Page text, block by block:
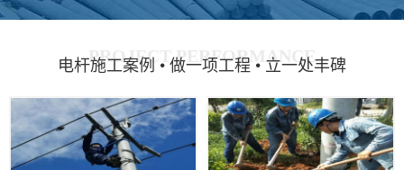
PROJECT PERFORMANCE
电杆施工案例 • 做一项工程 • 立一处丰碑